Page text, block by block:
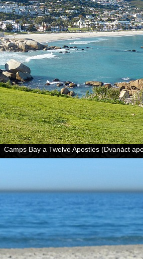
Camps Bay a Twelve Apostles (Dvanáct